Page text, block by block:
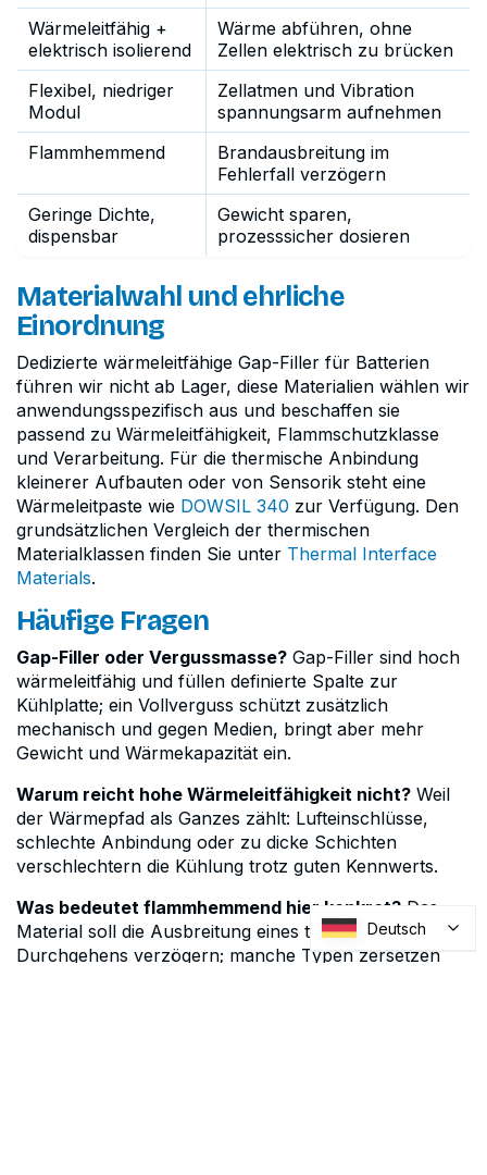
Wärmeleitfähig +
elektrisch isolierend
Wärme abführen, ohne
Zellen elektrisch zu brücken
Flexibel, niedriger
Modul
Zellatmen und Vibration
spannungsarm aufnehmen
Flammhemmend
Brandausbreitung im
Fehlerfall verzögern
Geringe Dichte,
dispensbar
Gewicht sparen,
prozesssicher dosieren
Materialwahl und ehrliche
Einordnung
Dedizierte wärmeleitfähige Gap-Filler für Batterien
führen wir nicht ab Lager, diese Materialien wählen wir
anwendungsspezifisch aus und beschaffen sie
passend zu Wärmeleitfähigkeit, Flammschutzklasse
und Verarbeitung. Für die thermische Anbindung
kleinerer Aufbauten oder von Sensorik steht eine
Wärmeleitpaste wie DOWSIL 340 zur Verfügung. Den
grundsätzlichen Vergleich der thermischen
Materialklassen finden Sie unter Thermal Interface
Materials.
Häufige Fragen
Gap-Filler oder Vergussmasse? Gap-Filler sind hoch
wärmeleitfähig und füllen definierte Spalte zur
Kühlplatte; ein Vollverguss schützt zusätzlich
mechanisch und gegen Medien, bringt aber mehr
Gewicht und Wärmekapazität ein.
Warum reicht hohe Wärmeleitfähigkeit nicht? Weil
der Wärmepfad als Ganzes zählt: Lufteinschlüsse,
schlechte Anbindung oder zu dicke Schichten
verschlechtern die Kühlung trotz guten Kennwerts.
Was bedeutet flammhemmend hier konkret? Das
Material soll die Ausbreitung eines thermischen
Durchgehens verzögern; manche Typen zersetzen
Deutsch